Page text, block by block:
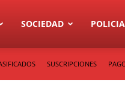
SOCIEDAD
SUSCRIPCIONES